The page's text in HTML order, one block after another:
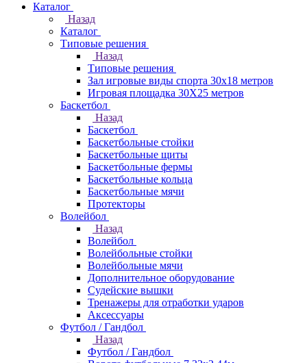
Каталог
Назад
Каталог
Типовые решения
Назад
Типовые решения
Зал игровые виды спорта 30x18 метров
Игровая площадка 30Х25 метров
Баскетбол
Назад
Баскетбол
Баскетбольные стойки
Баскетбольные щиты
Баскетбольные фермы
Баскетбольные кольца
Баскетбольные мячи
Протекторы
Волейбол
Назад
Волейбол
Волейбольные стойки
Волейбольные мячи
Дополнительное оборудование
Судейские вышки
Тренажеры для отработки ударов
Аксессуары
Футбол / Гандбол
Назад
Футбол / Гандбол